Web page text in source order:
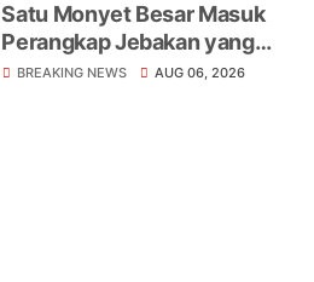
Satu Monyet Besar Masuk
Perangkap Jebakan yang
Dipasang di Belakang
BREAKING NEWS AUG 06, 2026